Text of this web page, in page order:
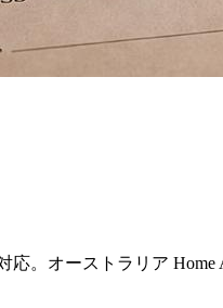
応。オーストラリア